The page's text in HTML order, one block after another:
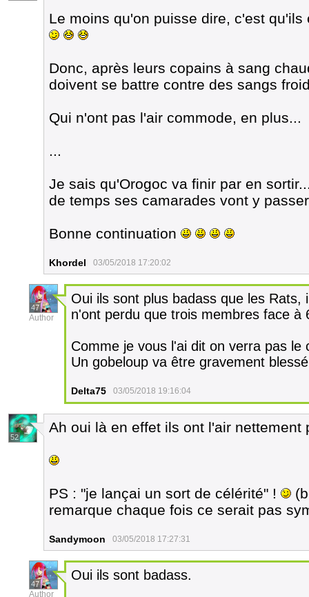
Le moins qu'on puisse dire, c'est
Donc, après leurs copains à sang
doivent se battre contre des sangs
Qui n'ont pas l'air commode, en plus...
...
Je sais qu'Orogoc va finir par en
de temps ses camarades vont y
Bonne continuation
Khordel 03/05/2018 17:20:02
47
Author
Oui ils sont plus badass que les
n'ont perdu que trois membres face à
Comme je vous l'ai dit on verra pas le
Un gobeloup va être gravement
Delta75 03/05/2018 19:16:04
52
Ah oui là en effet ils ont l'air
PS : "je lançai un sort de célérité" !
remarque chaque fois ce serait pas
Sandymoon 03/05/2018 17:27:31
47
Author
Oui ils sont badass.